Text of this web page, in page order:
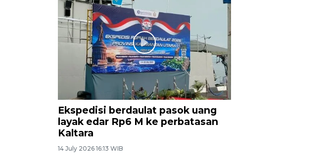
Ekspedisi berdaulat pasok uang
layak edar Rp6 M ke perbatasan
Kaltara
14 July 2026 16:13 WIB